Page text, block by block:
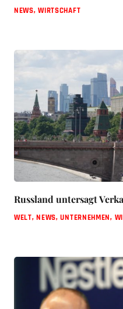
NEWS,WIRTSCHAFT
Russland untersagt
WELT,NEWS,UNTERNEHMEN,